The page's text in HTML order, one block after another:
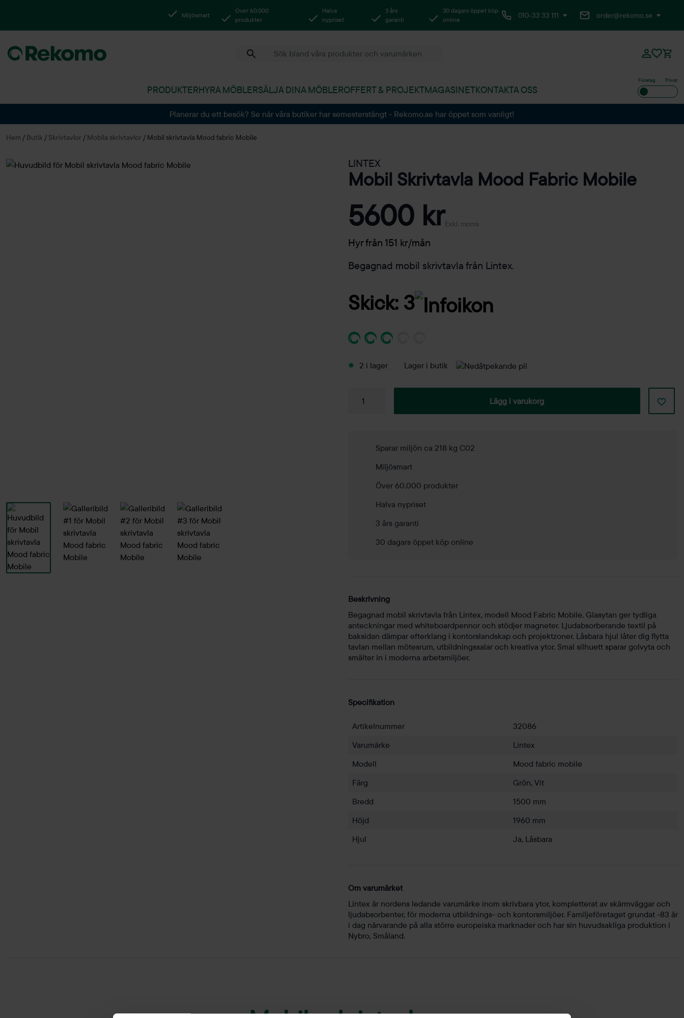
Miljösmart
Över 60.000
produkter
Halva
nypriset
3 års
garanti
30 dagars öppet köp
online
010-33 33 111 order@rekomo.se
PRODUKTERHYRA MÖBLERSÄLJA DINA MÖBLEROFFERT & PROJEKTMAGASINETKONTAKTA OSS
Företag Privat
Planerar du ett besök? Se när våra butiker har semesterstängt - Rekomo.se har öppet som vanligt!
Hem / Butik / Skrivtavlor / Mobila skrivtavlor / Mobil skrivtavla Mood fabric Mobile
LINTEX
Mobil Skrivtavla Mood Fabric Mobile
5600 krExkl. moms
Hyr från 151 kr/mån
Begagnad mobil skrivtavla från Lintex.
Skick: 3
2 i lager Lager i butik
Mobil
Lägg i varukorg
Sparar miljön ca 218 kg C02
Miljösmart
Över 60.000 produkter
Halva nypriset
3 års garanti
30 dagars öppet köp online
Beskrivning
Begagnad mobil skrivtavla från Lintex, modell Mood Fabric Mobile. Glasytan ger tydliga
anteckningar med whiteboardpennor och stödjer magneter. Ljudabsorberande textil på
baksidan dämpar efterklang i kontorslandskap och projektzoner. Låsbara hjul låter dig flytta
tavlan mellan mötesrum, utbildningssalar och kreativa ytor. Smal silhuett sparar golvyta och
smälter in i moderna arbetsmiljöer.
Specifikation
Artikelnummer
32086
Varumärke
Lintex
Modell
Mood fabric mobile
Färg
Grön, Vit
Bredd
1500 mm
Höjd
1960 mm
Hjul
Ja, Låsbara
Om varumärket
Lintex är nordens ledande varumärke inom skrivbara ytor, kompletterat av skärmväggar och
ljudabsorbenter, för moderna utbildnings- och kontorsmiljöer. Familjeföretaget grundat -83 är
i dag närvarande på alla större europeiska marknader och har sin huvudsakliga produktion i
Nybro, Småland.